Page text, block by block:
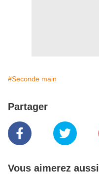
#Seconde main
Partager
Vous aimerez aussi